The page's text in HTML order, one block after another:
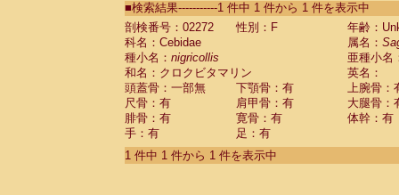
CebidaeSaguinus labiatus(0)
Cebidae Saguinus leucopus (0)
Cebidae
CebidaeSaguinus mystax
CebidaeSaguinus nigricollis (1)
Cebidae Saguinus oedipus
Cebidae Saguinus weddelli
Cebidae Saguinusspp.
Cebidae Aotus trivirgatus
Cebidae Cebus albifrons
■検索結果-----------1 件中 1 件から 1 件を表示中
剖検番号：02272
性別：F
年齢：
科名：Cebidae
属名：
種小名： nigricollis
亜種小名
和名：クロクビタマリン
英名：
頭蓋骨：一部無
下顎骨：有
上腕骨：
尺骨：有
肩甲骨：有
大腿骨：
腓骨：有
寛骨：有
体幹：有
手：有
足：有
1 件中 1 件から 1 件を表示中